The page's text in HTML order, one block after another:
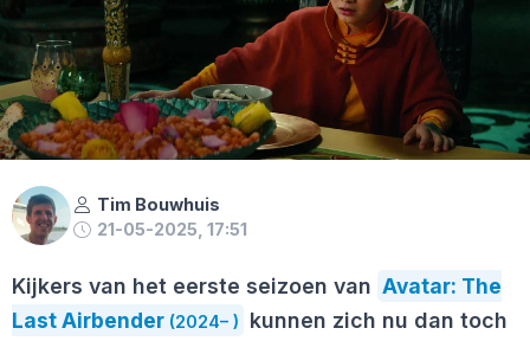
Tim Bouwhuis
21-05-2025, 17:51
Kijkers van het eerste seizoen van Avatar: The
Last Airbender (2024– )
kunnen zich nu dan toch